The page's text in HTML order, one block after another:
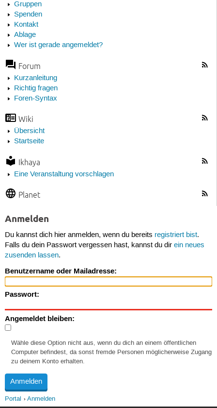
Gruppen
Spenden
Kontakt
Ablage
Wer ist gerade angemeldet?
Forum
Kurzanleitung
Richtig fragen
Foren-Syntax
Wiki
Übersicht
Startseite
Ikhaya
Eine Veranstaltung vorschlagen
Planet
Anmelden
Du kannst dich hier anmelden, wenn du bereits registriert bist.
Falls du dein Passwort vergessen hast, kannst du dir ein neues
zusenden lassen.
Benutzername oder Mailadresse:
Passwort:
Angemeldet bleiben:
Wähle diese Option nicht aus, wenn du dich an einem öffentlichen
Computer befindest, da sonst fremde Personen möglicherweise Zugang
zu deinem Konto erhalten.
Portal Anmelden